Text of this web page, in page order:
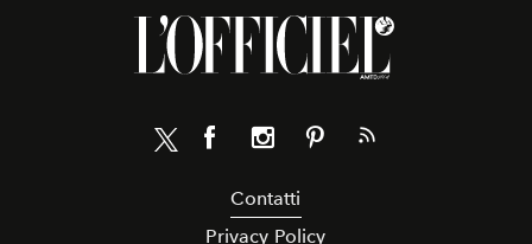
Contatti
Privacy Policy